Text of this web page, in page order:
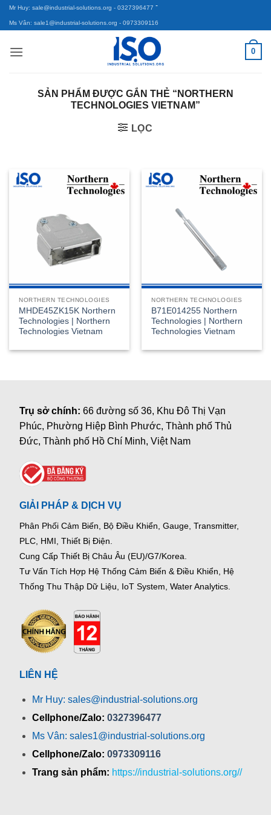
Bỏ
qua
dung
Mr Huy: sale@industrial-solutions.org - 0327396477 -
Ms Vân: sale1@industrial-solutions.org - 0973309116
0
SẢN PHẨM ĐƯỢC GẮN THẺ “NORTHERN
TECHNOLOGIES VIETNAM”
LỌC
NORTHERN TECHNOLOGIES
MHDE45ZK15K Northern
Technologies | Northern
Technologies Vietnam
NORTHERN TECHNOLOGIES
B71E014255 Northern
Technologies | Northern
Technologies Vietnam
Trụ sở chính:66 đường số 36, Khu Đô Thị Vạn
Phúc, Phường Hiệp Bình Phước, Thành phố Thủ
Đức, Thành phố Hồ Chí Minh, Việt Nam
GIẢI PHÁP & DỊCH VỤ
Phân Phối Cảm Biến, Bộ Điều Khiển, Gauge, Transmitter,
PLC, HMI, Thiết Bị Điện.
Cung Cấp Thiết Bị Châu Âu (EU)/G7/Korea.
Tư Vấn Tích Hợp Hệ Thống Cảm Biến & Điều Khiển, Hệ
Thống Thu Thập Dữ Liệu, IoT System, Water Analytics.
LIÊN HỆ
Mr Huy: sales@industrial-solutions.org
Cellphone/Zalo: 0327396477
Ms Vân: sales1@industrial-solutions.org
Cellphone/Zalo: 0973309116
Trang sản phẩm: https://industrial-solutions.org//